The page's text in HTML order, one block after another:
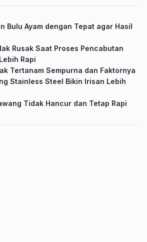
Bulu Ayam dengan Tepat agar Hasil
Rusak Saat Proses Pencabutan
Rapi
Tertanam Sempurna dan Faktornya
Stainless Steel Bikin Irisan Lebih
Tidak Hancur dan Tetap Rapi